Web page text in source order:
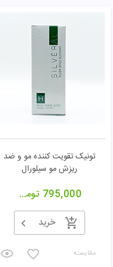
تونیک تقویت کننده مو و ضد
ریزش مو سیلورال
795,000 تومان
خرید
مقایسـه